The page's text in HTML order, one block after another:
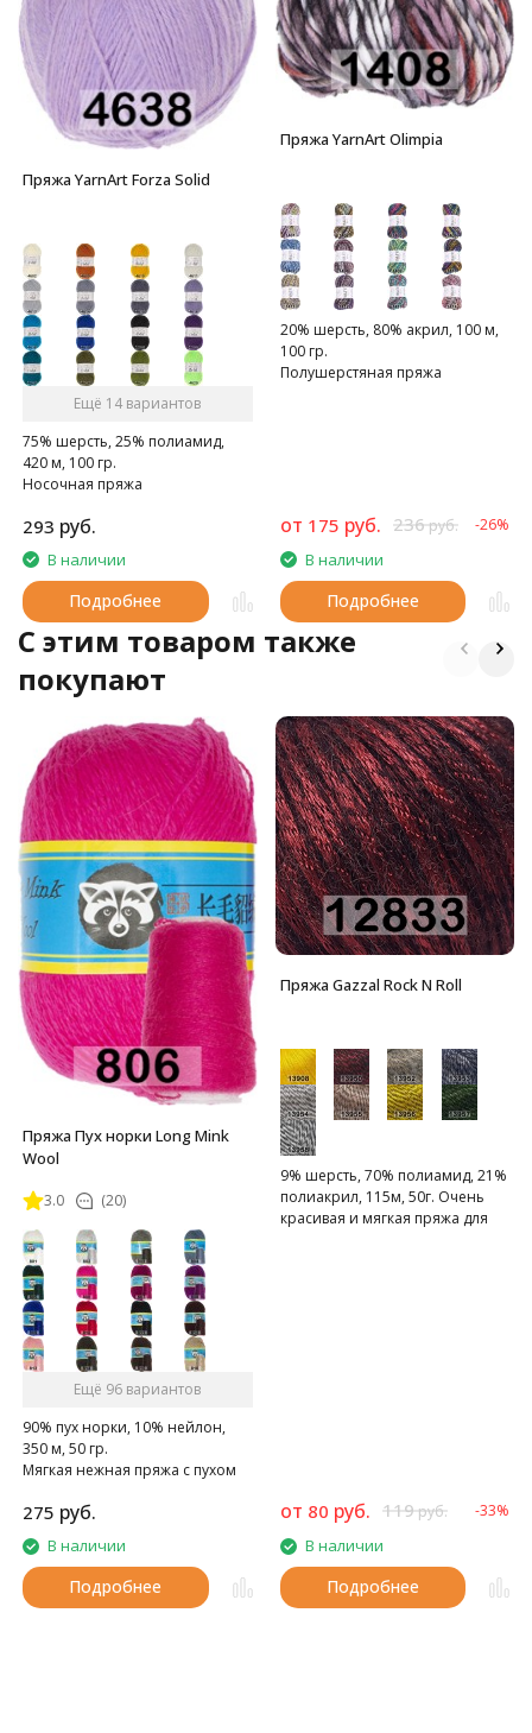
Пряжа YarnArt Forza Solid
Ещё 14 вариантов
75% шерсть, 25% полиамид,
420 м, 100 гр.
Носочная пряжа
293 руб.
В наличии
Подробнее
Пряжа YarnArt Olimpia
20% шерсть, 80% акрил, 100 м,
100 гр.
Полушерстяная пряжа
от 175 руб. 236руб. -26%
В наличии
Подробнее
C этим товаром также
покупают
Пряжа Пух норки Long Mink
Wool
3.0 (20)
Ещё 96 вариантов
90% пух норки, 10% нейлон,
350 м, 50 гр.
Мягкая нежная пряжа с пухом
275 руб.
В наличии
Подробнее
Пряжа Gazzal Rock N Roll
9% шерсть, 70% полиамид, 21%
полиакрил, 115м, 50г. Очень
красивая и мягкая пряжа для
от 80 руб. 119руб. -33%
В наличии
Подробнее